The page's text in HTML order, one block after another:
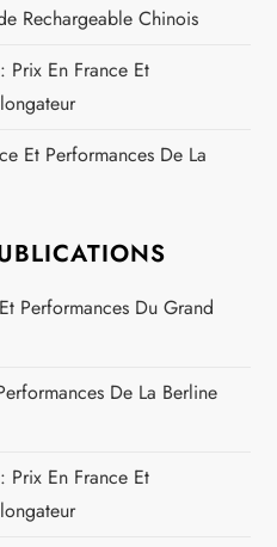
Rechargeable Chinois
En France Et
Et Performances De La
Performances Du Grand
De La Berline
En France Et